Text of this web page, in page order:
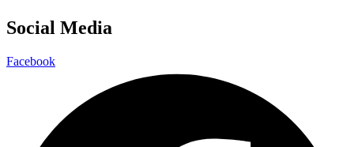
Social Media
Facebook